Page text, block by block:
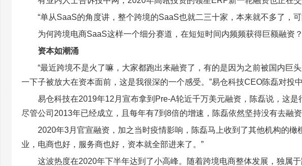
“单从SaaS的角度讲，整个跨境的SaaS也就二三十家，本来就不多了，
为何跨境电商SaaS这样一个细分赛道，在短短时间内频频获得巨额融资
资本如潮涌
“最近跨境不是火了嘛，大家都跑出来融资了，有的是因为之前被国内巨
一下子被放大在资本面前，这是我很深的一个感受。”易仓科技CEO陈磊对投中
易仓科技在2019年12月宣布拿到Pre-A轮近千万美元融资，陈磊说，这
尽管公司2013年已经成立，且每年有7到8倍的增速，陈磊依然坚持没有去融资
2020年3月官宣融资，加之当时疫情影响，陈磊马上收到了其他机构的
业，电商也好，服务商也好，资本就全部进来了。”
这波热度在2020年下半年达到了小高峰。随着跨境电商整体发展，独属